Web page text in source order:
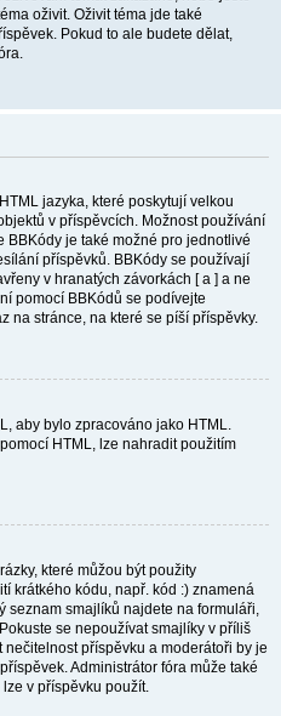
oživit. Oživit téma jde také
Pokud to ale budete dělat,
jazyka, které poskytují velkou
v příspěvcích. Možnost používání
BBKódy je také možné pro jednotlivé
příspěvků. BBKódy se používají
v hranatých závorkách [ a ] a ne
pomocí BBKódů se podívejte
na stránce, na které se píší příspěvky.
aby bylo zpracováno jako HTML.
HTML, lze nahradit použitím
které můžou být použity
krátkého kódu, např. kód :) znamená
seznam smajlíků najdete na formuláři,
se nepoužívat smajlíky v příliš
příspěvku a moderátoři by je
Administrátor fóra může také
v příspěvku použít.